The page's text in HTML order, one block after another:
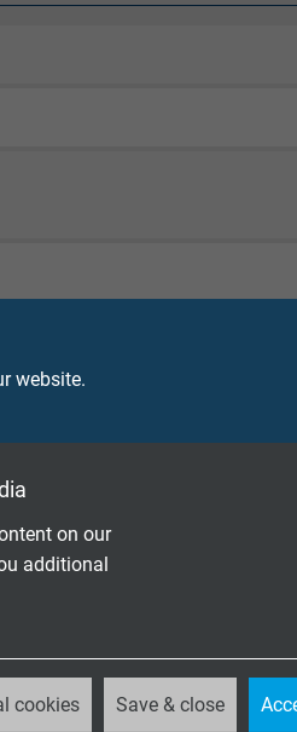
website.
on our
additional
cookies Save & close